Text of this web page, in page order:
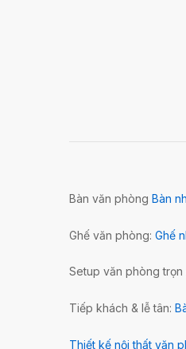
Bàn văn phòng Bàn
Ghế văn phòng: Ghế
Setup văn phòng trọn
Tiếp khách & lễ tân:
Thiết kế nội thất văn